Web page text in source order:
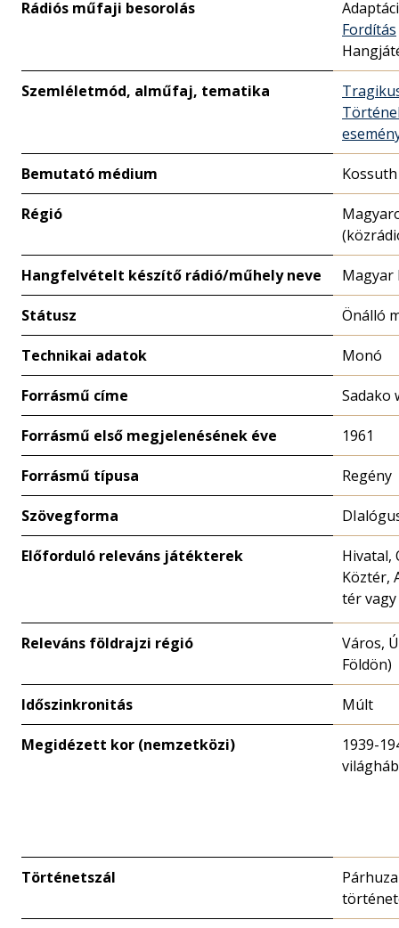
Rádiós műfaji besorolás
Fordítás
Szemléletmód, alműfaj, tematika
Bemutató médium Kossuth
Régió
Hangfelvételt készítő rádió/műhely neve Magyar
Státusz Önálló
Technikai adatok Monó
Forrásmű címe Sadako
Forrásmű első megjelenésének éve 1961
Forrásmű típusa Regény
Szövegforma
Előforduló releváns játékterek
Hivatal,
Köztér,
tér
Releváns földrajzi régió
Város,
Földön)
Időszinkronitás Múlt
Megidézett kor (nemzetközi)
1939-
Történetszál